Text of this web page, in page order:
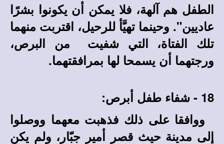
الطفل هم آلهة، فلا يمكن أن يكونوا بشرًا
عاديين". وحينما تهيَّأ للرحيل، اقتربت منهما
تلك الفتاة، التي شفيت من البرص،
ورجتهما أن يسمحا لها بمرافقتهما.
18 - شفاء طفل أبرص:
ووافقا على ذلك فذهبت معهما ووصلوا
إلى مدينة حيث قصر أمير جبّار، ولم يكن